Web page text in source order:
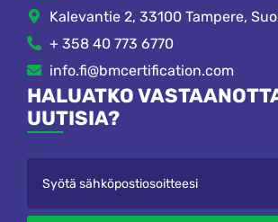
Kalevantie 2, 33100 Tampere,
+ 358 40 773 6770
info.fi@bmcertification.com
HALUATKO
UUTISIA?